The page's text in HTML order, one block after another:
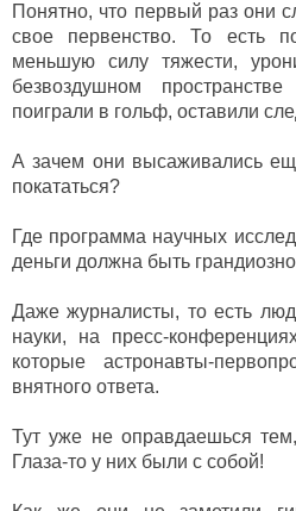
Понятно, что первый раз они
свое первенство. То есть
меньшую силу тяжести,
безвоздушном
поиграли в гольф, оставили
А зачем они высаживались
покататься?
Где программа научных
деньги должна быть
Даже журналисты, то есть
науки, на пресс-
которые астронавты-
внятного ответа.
Тут уже не оправдаешься
Глаза-то у них были с собой!